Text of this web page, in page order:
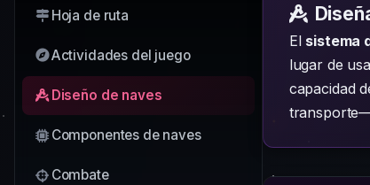
Hoja de ruta
Actividades del juego
Diseño de naves
Componentes de naves
Combate
El sistema
lugar de
capacidad